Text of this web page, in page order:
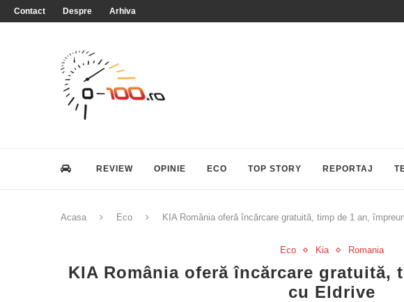
Contact Despre Arhiva
REVIEW OPINIE ECO TOP STORY REPORTAJ
Acasa Eco KIA România oferă încărcare gratuită, timp de 1 an,
Eco Kia Romania
KIA România oferă încărcare gratuită,
cu Eldrive